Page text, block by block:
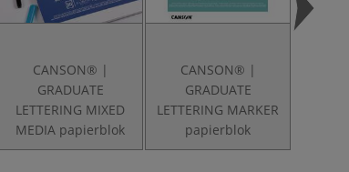
CANSON® |
GRADUATE
LETTERING MIXED
MEDIA papierblok
CANSON® |
GRADUATE
LETTERING MARKER
papierblok